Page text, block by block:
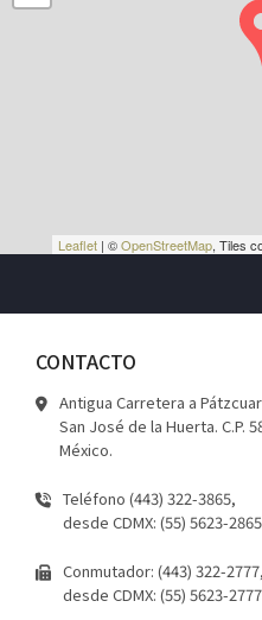
Leaflet | ©OpenStreetMap, Tiles
CONTACTO
Antigua Carretera a
San José de la Huerta. C.P.
México.
Teléfono (443) 322-3865,
desde CDMX: (55) 5623-
Conmutador: (443) 322-2777,
desde CDMX: (55) 5623-